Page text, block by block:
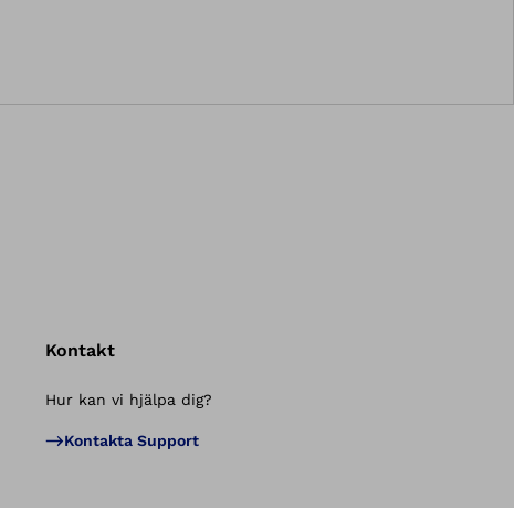
Kontakt
Hur kan vi hjälpa dig?
Kontakta Support